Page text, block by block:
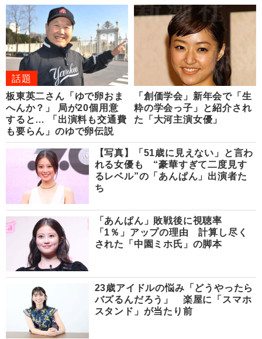
話題
板東英二さん「ゆで卵おま
へんか？」 局が20個用意
すると… 「出演料も交通費
も要らん」のゆで卵伝説
「創価学会」新年会で「生
粋の学会っ子」と紹介され
た「大河主演女優」
【写真】「51歳に見えない」と言わ
れる女優も “豪華すぎて二度見す
るレベル”の「あんぱん」出演者た
ち
「あんぱん」敗戦後に視聴率
「1％」アップの理由 計算し尽く
された「中園ミホ氏」の脚本
23歳アイドルの悩み「どうやったら
バズるんだろう」 楽屋に「スマホ
スタンド」が当たり前